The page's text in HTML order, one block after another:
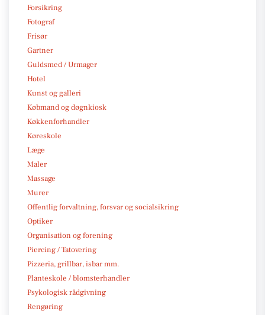
Forsikring
Fotograf
Frisør
Gartner
Guldsmed / Urmager
Hotel
Kunst og galleri
Købmand og døgnkiosk
Køkkenforhandler
Køreskole
Læge
Maler
Massage
Murer
Offentlig forvaltning, forsvar og socialsikring
Optiker
Organisation og forening
Piercing / Tatovering
Pizzeria, grillbar, isbar mm.
Planteskole / blomsterhandler
Psykologisk rådgivning
Rengøring